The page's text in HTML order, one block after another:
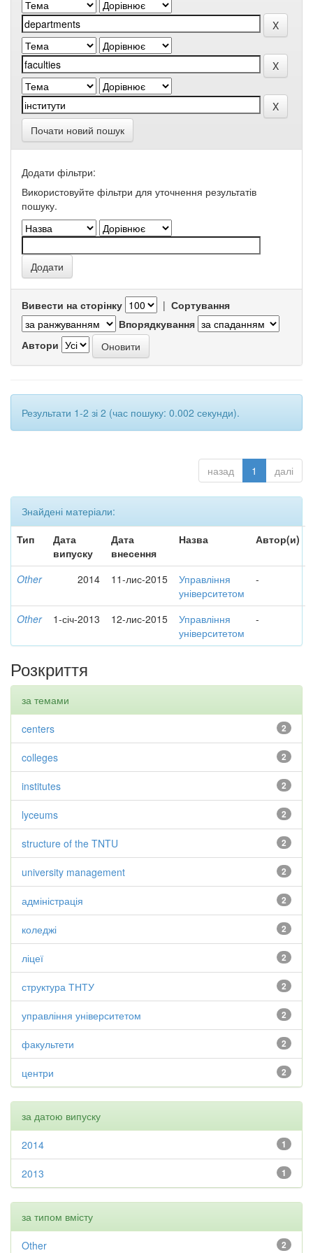
Почати новий пошук
Додати фільтри:
Використовуйте фільтри для уточнення результатів
пошуку.
Вивести на сторінку | Сортування
Впорядкування
Автори
Результати 1-2 зі 2 (час пошуку: 0.002 секунди).
назад 1 далі
Знайдені матеріали:
Тип
Дата
випуску
Дата
внесення
Назва Автор(и)
Other 2014 11-лис-2015
Управління
університетом
-
Other 1-січ-2013 12-лис-2015
Управління
університетом
-
Розкриття
за темами
2
centers
2
colleges
2
institutes
2
lyceums
2
structure of the TNTU
2
university management
2
адміністрація
2
коледжі
2
ліцеї
2
структура ТНТУ
2
управління університетом
2
факультети
2
центри
за датою випуску
1
2014
1
2013
за типом вмісту
2
Other